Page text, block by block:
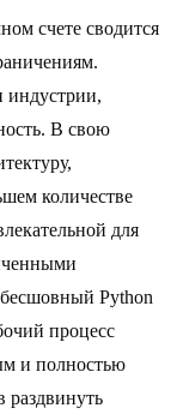
счете сводится
индустрии,
В свою
количестве
для
Python
процесс
и полностью
раздвинуть